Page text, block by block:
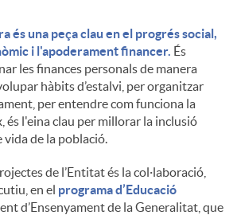
és una peça clau en el progrés social,
i l'apoderament financer. És
les finances personals de manera
hàbits d’estalvi, per organitzar
per entendre com funciona la
és l'eina clau per millorar la inclusió
de la població.
de l’Entitat és la col·laboració,
en el programa d’Educació
d’Ensenyament de la Generalitat, que